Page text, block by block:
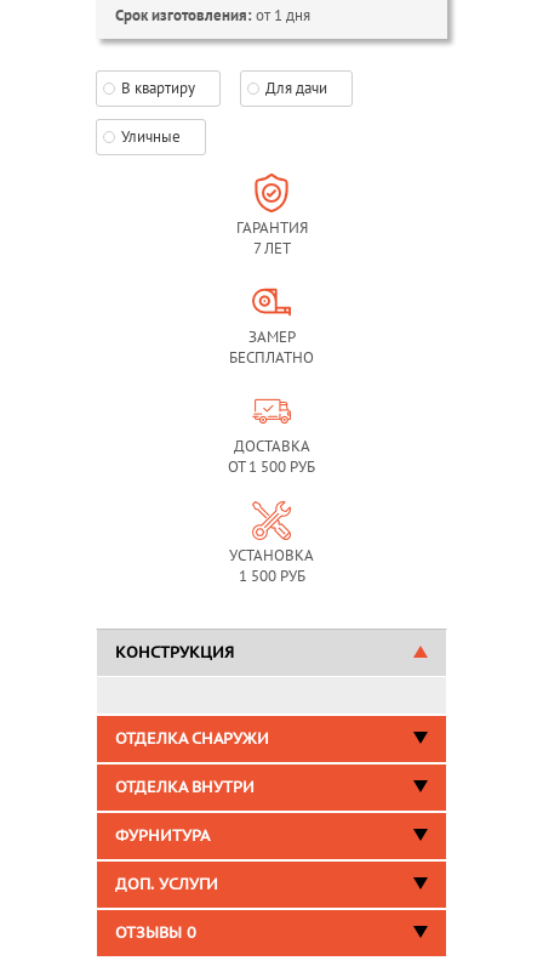
Срок изготовления:от 1 дня
В квартиру Для дачи
Уличные
ГАРАНТИЯ
7 ЛЕТ
ЗАМЕР
БЕСПЛАТНО
ДОСТАВКА
ОТ 1 500 РУБ
УСТАНОВКА
1 500 РУБ
КОНСТРУКЦИЯ
ОТДЕЛКА СНАРУЖИ
ОТДЕЛКА ВНУТРИ
ФУРНИТУРА
ДОП. УСЛУГИ
ОТЗЫВЫ 0